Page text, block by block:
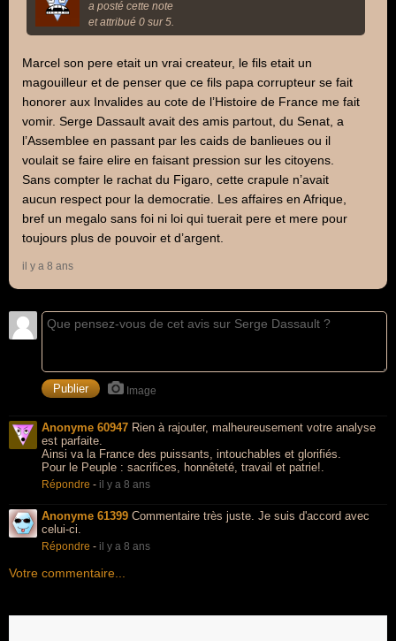
a posté cette note
et attribué 0 sur 5.
Marcel son pere etait un vrai createur, le fils etait un
magouilleur et de penser que ce fils papa corrupteur se fait
honorer aux Invalides au cote de l’Histoire de France me fait
vomir. Serge Dassault avait des amis partout, du Senat, a
l’Assemblee en passant par les caids de banlieues ou il
voulait se faire elire en faisant pression sur les citoyens.
Sans compter le rachat du Figaro, cette crapule n’avait
aucun respect pour la democratie. Les affaires en Afrique,
bref un megalo sans foi ni loi qui tuerait pere et mere pour
toujours plus de pouvoir et d’argent.
il y a 8 ans
Image
Anonyme 60947 Rien à rajouter, malheureusement votre analyse
est parfaite.
Ainsi va la France des puissants, intouchables et glorifiés.
Pour le Peuple : sacrifices, honnêteté, travail et patrie!.
Répondre - il y a 8 ans
Anonyme 61399 Commentaire très juste. Je suis d'accord avec
celui-ci.
Répondre - il y a 8 ans
Votre commentaire...